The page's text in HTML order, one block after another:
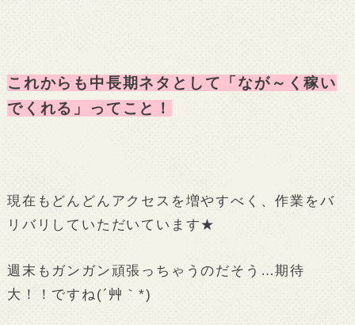
これからも中長期ネタとして「なが～く稼い
でくれる」ってこと！
現在もどんどんアクセスを増やすべく、作業をバ
リバリしていただいています★
週末もガンガン頑張っちゃうのだそう…期待
大！！ですね(´艸｀*)